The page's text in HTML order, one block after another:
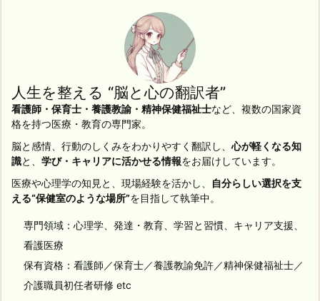
人生を整える “脳と心の翻訳者”
看護師・保育士・養護教諭・精神保健福祉士など、複数の国家資
格を持つ医療・教育の専門家。
脳と感情、行動のしくみをわかりやすく翻訳し、 心が軽くなる知
識と、 学び・キャリアに活かせる情報をお届けしています。
医療や心理学の知見と、現場経験を活かし、
自分らしい選択を支
える“保健室のような場所”を目指して執筆中。
専門領域：心理学、発達・教育、学習と習慣、キャリア支援、
看護医療
保有資格：看護師／保育士／養護教諭免許／精神保健福祉士／
介護職員初任者研修 etc